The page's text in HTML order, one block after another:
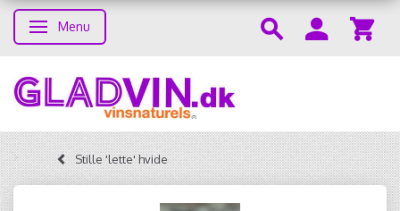
Toggle navigation
Menu
Stille 'lette' hvide